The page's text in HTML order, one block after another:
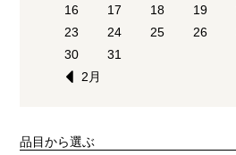
2月
16
17 18 19
23
24 25 26
30
31
品目から選ぶ